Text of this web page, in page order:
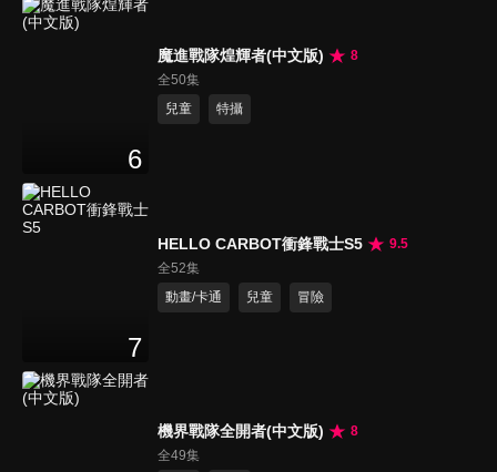
6
魔進戰隊煌輝者(中文版)
8
全50集
兒童
特攝
7
HELLO CARBOT衝鋒戰士S5
9.5
全52集
動畫/卡通
兒童 冒險
機界戰隊全開者(中文版)
8
全49集